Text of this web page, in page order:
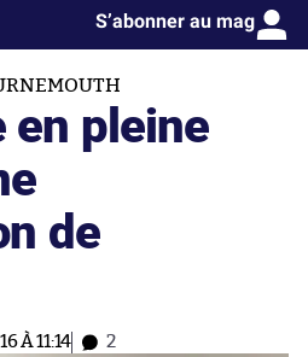
S’abonner au mag
en pleine
de
À 11:14 2